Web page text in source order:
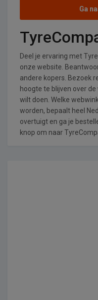
Ga
Deel je ervaring met
onze website.
andere kopers. Bezoek
hoogte te blijven over
wilt doen. Welke
worden, bepaalt heel
overtuigt en ga je
knop om naar